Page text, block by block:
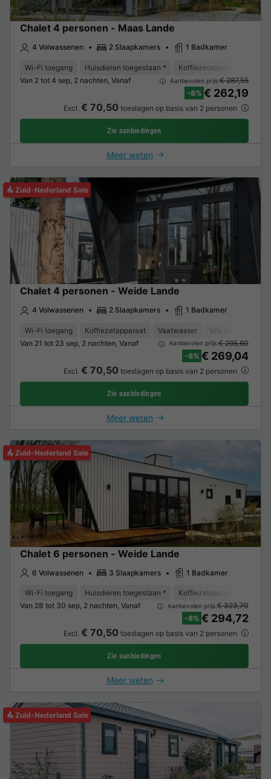
Chalet 4 personen - Maas Lande
4 Volwassenen 2 Slaapkamers 1 Badkamer
Wi-Fi toegang Huisdieren toegestaan * Koffiezetapparaat
Van 2 tot 4 sep, 2 nachten, Vanaf
Aanbevolen prijs:€ 287,55
-8% € 262,19
Excl. € 70,50 toeslagen op basis van 2 personen
Zie aanbiedingen
Meer weten
Zuid-Nederland Sale
Chalet 4 personen - Weide Lande
4 Volwassenen 2 Slaapkamers 1 Badkamer
Wi-Fi toegang Koffiezetapparaat Vaatwasser Vriezer
Van 21 tot 23 sep, 2 nachten, Vanaf
Aanbevolen prijs:€ 295,60
-8% € 269,04
Excl. € 70,50 toeslagen op basis van 2 personen
Zie aanbiedingen
Meer weten
Zuid-Nederland Sale
Chalet 6 personen - Weide Lande
6 Volwassenen 3 Slaapkamers 1 Badkamer
Wi-Fi toegang Huisdieren toegestaan * Koffiezetapparaat
Van 28 tot 30 sep, 2 nachten, Vanaf
Aanbevolen prijs:€ 323,70
-8% € 294,72
Excl. € 70,50 toeslagen op basis van 2 personen
Zie aanbiedingen
Meer weten
Zuid-Nederland Sale